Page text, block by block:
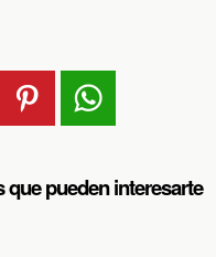
pueden interesarte